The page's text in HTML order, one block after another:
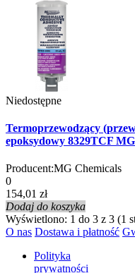
Niedostępne
Termoprzewodzący
epoksydowy 8329TCF
Producent:MG Chemicals
0
154,01 zł
Dodaj do koszyka
Wyświetlono: 1 do 3 z 3 (1
O nas Dostawa i płatność
Polityka
prywatności